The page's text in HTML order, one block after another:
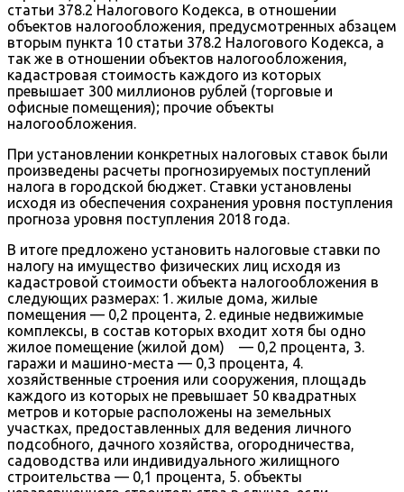
статьи 378.2 Налогового Кодекса, в отношении
объектов налогообложения, предусмотренных абзацем
вторым пункта 10 статьи 378.2 Налогового Кодекса, а
так же в отношении объектов налогообложения,
кадастровая стоимость каждого из которых
превышает 300 миллионов рублей (торговые и
офисные помещения); прочие объекты
налогообложения.
При установлении конкретных налоговых ставок были
произведены расчеты прогнозируемых поступлений
налога в городской бюджет. Ставки установлены
исходя из обеспечения сохранения уровня поступления
прогноза уровня поступления 2018 года.
В итоге предложено установить налоговые ставки по
налогу на имущество физических лиц исходя из
кадастровой стоимости объекта налогообложения в
следующих размерах: 1. жилые дома, жилые
помещения — 0,2 процента, 2. единые недвижимые
комплексы, в состав которых входит хотя бы одно
жилое помещение (жилой дом) — 0,2 процента, 3.
гаражи и машино-места — 0,3 процента, 4.
хозяйственные строения или сооружения, площадь
каждого из которых не превышает 50 квадратных
метров и которые расположены на земельных
участках, предоставленных для ведения личного
подсобного, дачного хозяйства, огородничества,
садоводства или индивидуального жилищного
строительства — 0,1 процента, 5. объекты